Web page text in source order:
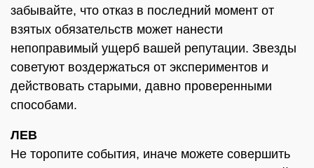
забывайте, что отказ в последний момент от
взятых обязательств может нанести
непоправимый ущерб вашей репутации. Звезды
советуют воздержаться от экспериментов и
действовать старыми, давно проверенными
способами.
ЛЕВ
Не торопите события, иначе можете совершить